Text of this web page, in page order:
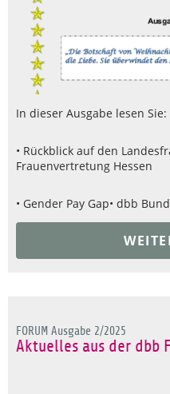
In dieser Ausgabe lesen Sie:
• Rückblick auf den
Frauenvertretung Hessen
• Gender Pay Gap• dbb
FORUM Ausgabe 2/2025
Aktuelles aus der dbb